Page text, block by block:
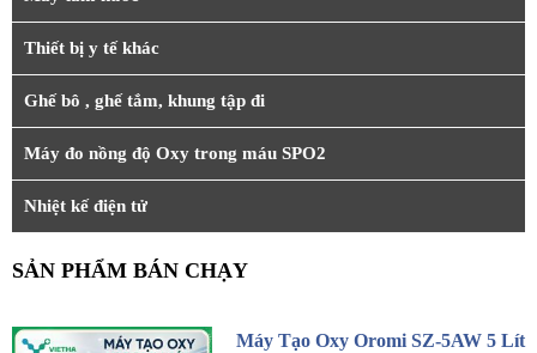
Thiết bị y tế khác
Ghế bô , ghế tắm, khung tập đi
Máy đo nồng độ Oxy trong máu SPO2
Nhiệt kế điện tử
SẢN PHẨM BÁN CHẠY
Máy Tạo Oxy Oromi SZ-5AW 5 Lít